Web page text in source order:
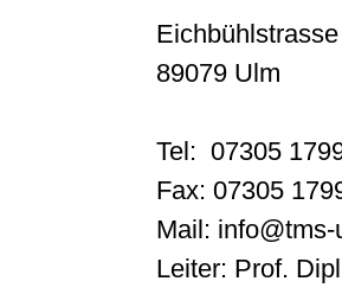
89079 Ulm
Tel: 07305
Fax: 07305
Mail: info@tms-
Leiter: Prof.